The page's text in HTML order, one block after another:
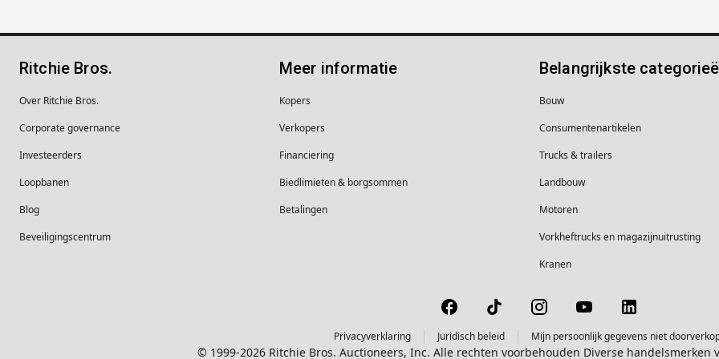
Ritchie Bros.
Over Ritchie Bros.
Corporate governance
Investeerders
Loopbanen
Blog
Beveiligingscentrum
Meer informatie
Kopers
Verkopers
Financiering
Biedlimieten & borgsommen
Betalingen
Belangrijkste
Bouw
Consumentenartikelen
Trucks & trailers
Landbouw
Motoren
Vorkheftrucks en magazijnuitrusting
Kranen
Privacyverklaring Juridisch beleid Mijn persoonlijk gegevens niet
© 1999-2026 Ritchie Bros. Auctioneers, Inc. Alle rechten voorbehouden Diverse handelsmerken